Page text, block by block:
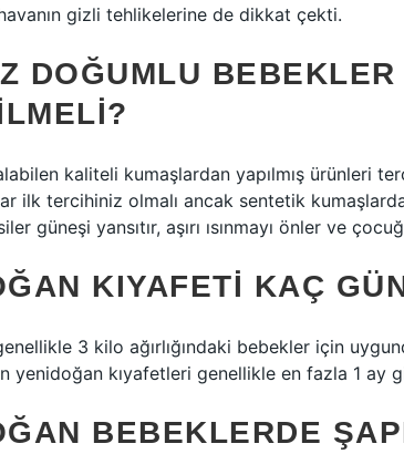
gizli tehlikelerine de dikkat çekti.
DOĞUMLU
kaliteli kumaşlardan yapılmış ürünleri
ilk tercihiniz olmalı ancak sentetik
güneşi yansıtır, aşırı ısınmayı önler ve
KIYAFETI KAÇ
3 kilo ağırlığındaki bebekler için
yenidoğan kıyafetleri genellikle en fazla 1 ay
BEBEKLERDE